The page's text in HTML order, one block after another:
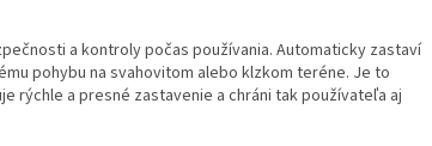
a kontroly počas používania. Automaticky zastaví
pohybu na svahovitom alebo klzkom teréne. Je to
rýchle a presné zastavenie a chráni tak používateľa aj